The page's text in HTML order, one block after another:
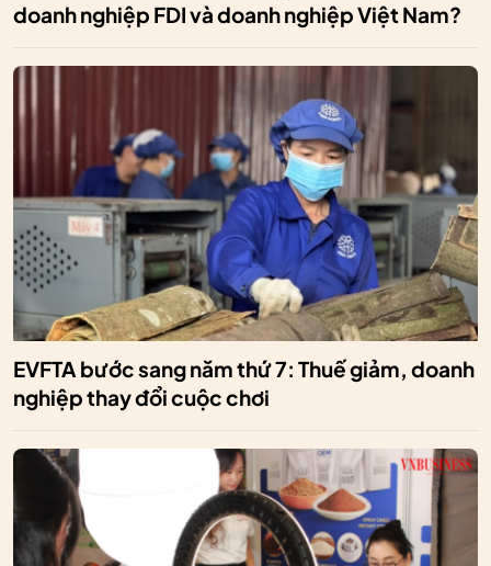
doanh nghiệp FDI và doanh nghiệp Việt Nam?
EVFTA bước sang năm thứ 7: Thuế giảm, doanh
nghiệp thay đổi cuộc chơi